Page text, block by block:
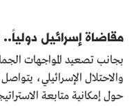
مقاضاة إسرائيل دولياً..
بجانب تصعيد المواجهات
والاحتلال الإسرائيلي،
حول إمكانية متابعة